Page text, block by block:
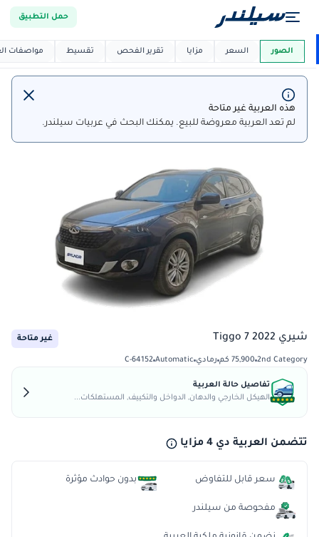
حمل التطبيق
العربية دي ماركت
هذه العربية غير متاحة
لم تعد العربية معروضة للبيع. يمكنك البحث في عربيات سيلندر.
شيري Tiggo 7 2022 غير متاحة
2nd Category 75,900 كم رمادي Automatic
C-64152
تفاصيل حالة العربية
الهيكل الخارجي والدهان, الدواخل والتكييف, المستهلكات...
تتضمن العربية دي 4 مزايا
سعر قابل للتفاوض
مفحوصة من سيلندر
بدون حوادث مؤثرة
الصور السعر مزايا تقرير الفحص تقسيط مواصفات